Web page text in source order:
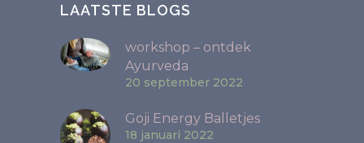
LAATSTE BLOGS
workshop – ontdek
Ayurveda
20 september 2022
Goji Energy Balletjes
18 januari 2022